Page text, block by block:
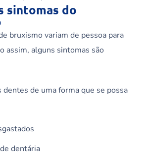
sintomas do
bruxismo variam de pessoa para
assim, alguns sintomas são
dentes de uma forma que se possa
dentária